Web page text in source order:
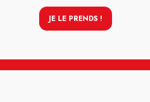
JE LE PRENDS !